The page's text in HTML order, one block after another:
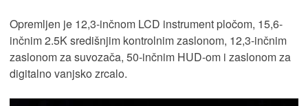
Opremljen je 12,3-inčnom LCD instrument pločom, 15,6-
inčnim 2.5K središnjim kontrolnim zaslonom, 12,3-inčnim
zaslonom za suvozača, 50-inčnim HUD-om i zaslonom za
digitalno vanjsko zrcalo.